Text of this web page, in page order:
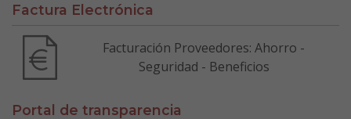
Factura Electrónica
Facturación Proveedores: Ahorro -
Seguridad - Beneficios
Portal de transparencia